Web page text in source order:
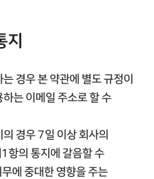
지
경우 본 약관에 별도 규정이
는 이메일 주소로 할 수
경우 7일 이상 회사의
항의 통지에 갈음할 수
에 중대한 영향을 주는